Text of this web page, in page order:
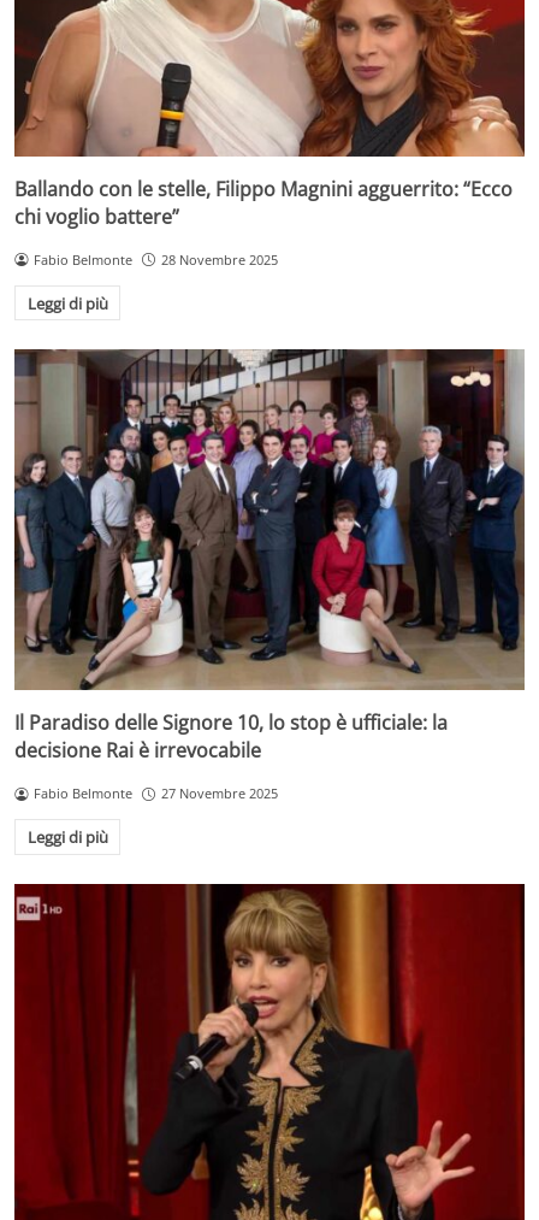
Ballando con le stelle, Filippo Magnini agguerrito: “Ecco
chi voglio battere”
Fabio Belmonte 28 Novembre 2025
Leggi di più
Il Paradiso delle Signore 10, lo stop è ufficiale: la
decisione Rai è irrevocabile
Fabio Belmonte 27 Novembre 2025
Leggi di più